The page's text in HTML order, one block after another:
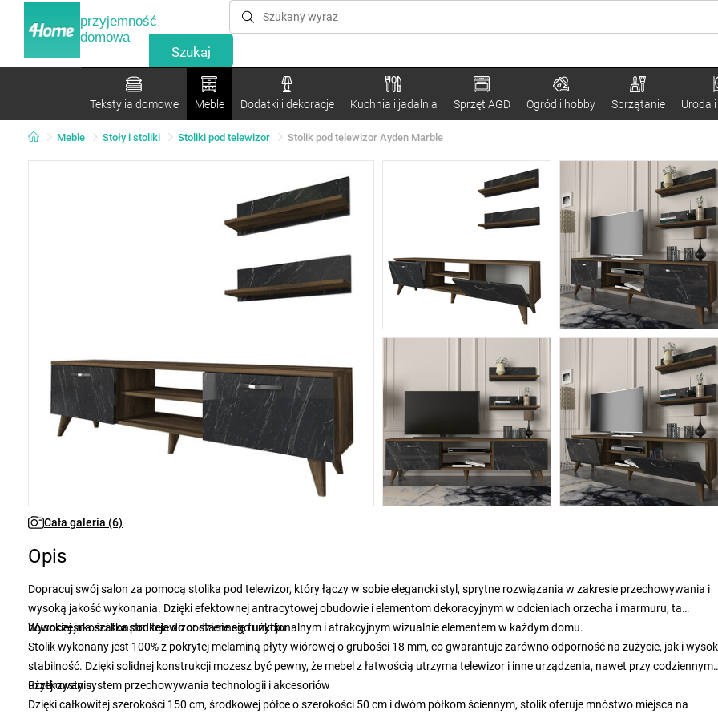
przyjemność
domowa
Tekstylia domowe Meble Dodatki i dekoracje Kuchnia i jadalnia Sprzęt AGD Ogród i hobby Sprzątanie Uroda
Meble Stoły i stoliki Stoliki pod telewizor Stolik pod telewizor Ayden Marble
Cała galeria (6)
Opis
Dopracuj swój salon za pomocą stolika pod telewizor, który łączy w sobie elegancki styl, sprytne rozwiązania w zakresie przechowywania i
wysoką jakość wykonania. Dzięki efektownej antracytowej obudowie i elementom dekoracyjnym w odcieniach orzecha i marmuru, ta
nowoczesna szafka pod telewizor stanie się funkcjonalnym i atrakcyjnym wizualnie elementem w każdym domu.
Wysokiej jakości konstrukcja do codziennego użytku
Stolik wykonany jest 100% z pokrytej melaminą płyty wiórowej o grubości 18 mm, co gwarantuje zarówno odporność na zużycie, jak i
stabilność. Dzięki solidnej konstrukcji możesz być pewny, że mebel z łatwością utrzyma telewizor i inne urządzenia, nawet przy codziennym
użytkowaniu.
Przejrzysty system przechowywania technologii i akcesoriów
Dzięki całkowitej szerokości 150 cm, środkowej półce o szerokości 50 cm i dwóm półkom ściennym, stolik oferuje mnóstwo miejsca na